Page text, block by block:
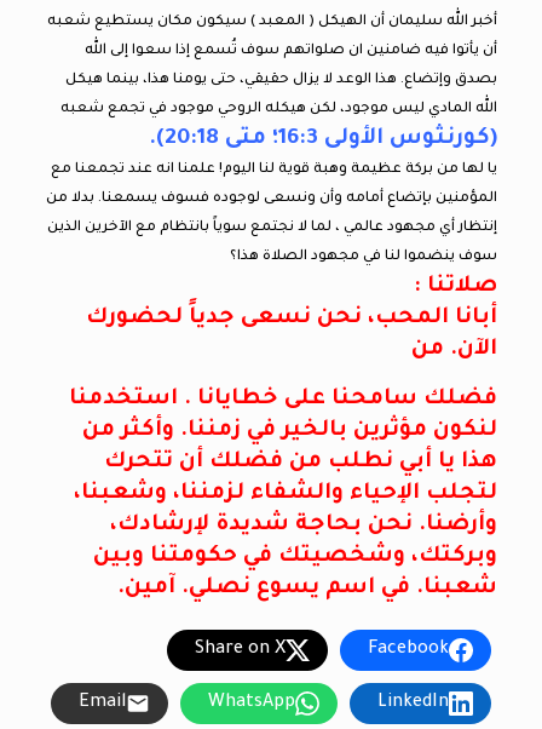
أخبر الله سليمان أن الهيكل ( المعبد ) سيكون مكان يستطيع شعبه
أن يأتوا فيه ضامنين ان صلواتهم سوف تُسمع إذا سعوا إلى الله
بصدق وإتضاع. هذا الوعد لا يزال حقيقي، حتى يومنا هذا، بينما هيكل
الله المادي ليس موجود، لكن هيكله الروحي موجود في تجمع شعبه
(كورنثوس الأولى 16:3؛ متى 20:18).
يا لها من بركة عظيمة وهبة قوية لنا اليوم! علمنا انه عند تجمعنا مع
المؤمنين بإتضاع أمامه وأن ونسعى لوجوده فسوف يسمعنا. بدلا من
إنتظار أي مجهود عالمي ، لما لا نجتمع سوياً بانتظام مع الآخرين الذين
سوف ينضموا لنا في مجهود الصلاة هذا؟
صلاتنا :
أبانا المحب، نحن نسعى جدياً لحضورك
الآن. من
فضلك سامحنا على خطايانا . استخدمنا
لنكون مؤثرين بالخير في زمننا. وأكثر من
هذا يا أبي نطلب من فضلك أن تتحرك
لتجلب الإحياء والشفاء لزمننا، وشعبنا،
وأرضنا. نحن بحاجة شديدة لإرشادك،
وبركتك، وشخصيتك في حكومتنا وبين
شعبنا. في اسم يسوع نصلي. آمين.
Facebook
Share on X
LinkedIn
WhatsApp
Email